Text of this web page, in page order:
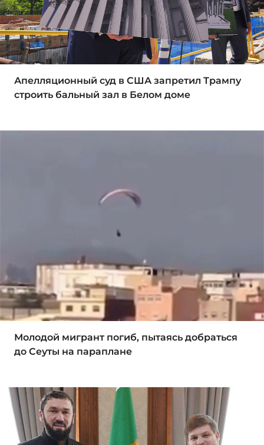
Апелляционный суд в США запретил Трампу
строить бальный зал в Белом доме
Молодой мигрант погиб, пытаясь добраться
до Сеуты на параплане